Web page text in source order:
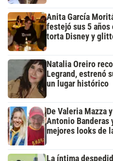
Anita García
festejó sus 5 años
torta Disney y
Natalia Oreiro
Legrand, estrenó
un lugar histórico
De Valeria Mazza
Antonio Banderas
mejores looks de
La íntima